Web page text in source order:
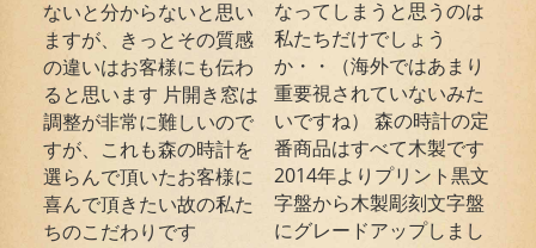
ないと分からないと思い
ますが、きっとその質感
の違いはお客様にも伝わ
ると思います 片開き窓は
調整が非常に難しいので
すが、これも森の時計を
選らんで頂いたお客様に
喜んで頂きたい故の私た
ちのこだわりです
なってしまうと思うのは
私たちだけでしょう
か・・（海外ではあまり
重要視されていないみた
いですね） 森の時計の定
番商品はすべて木製です
2014年よりプリント黒文
字盤から木製彫刻文字盤
にグレードアップしまし